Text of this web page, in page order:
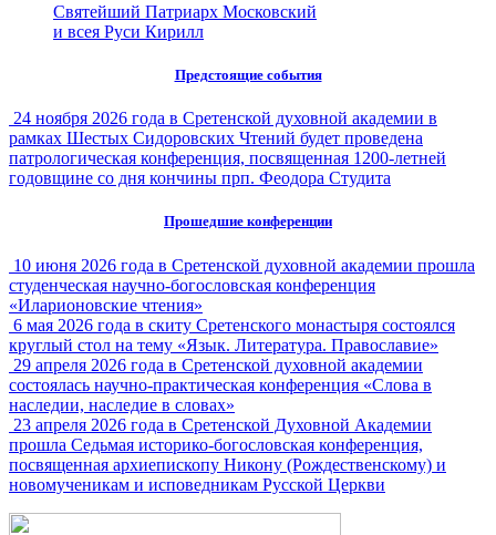
Святейший Патриарх Московский
и всея Руси Кирилл
Предстоящие события
24 ноября 2026 года в Сретенской духовной академии в
рамках Шестых Сидоровских Чтений будет проведена
патрологическая конференция, посвященная 1200-летней
годовщине со дня кончины прп. Феодора Студита
Прошедшие конференции
10 июня 2026 года в Сретенской духовной академии прошла
студенческая научно-богословская конференция
«Иларионовские чтения»
6 мая 2026 года в скиту Сретенского монастыря состоялся
круглый стол на тему «Язык. Литература. Православие»
29 апреля 2026 года в Сретенской духовной академии
состоялась научно-практическая конференция «Слова в
наследии, наследие в словах»
23 апреля 2026 года в Сретенской Духовной Академии
прошла Седьмая историко-богословская конференция,
посвященная архиепископу Никону (Рождественскому) и
новомученикам и исповедникам Русской Церкви